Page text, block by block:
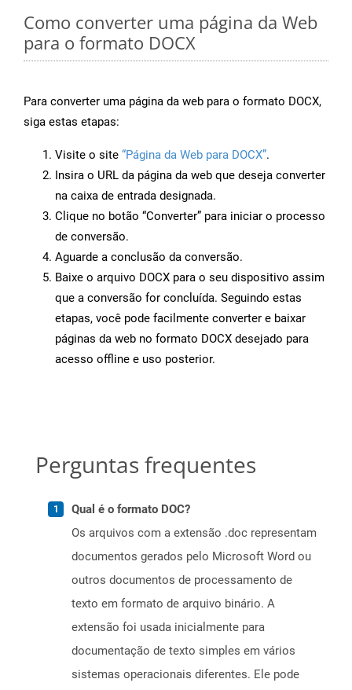
Como converter uma página da Web
para o formato DOCX
Para converter uma página da web para o formato DOCX,
siga estas etapas:
Visite o site “Página da Web para DOCX”.
Insira o URL da página da web que deseja converter
na caixa de entrada designada.
Clique no botão “Converter” para iniciar o processo
de conversão.
Aguarde a conclusão da conversão.
Baixe o arquivo DOCX para o seu dispositivo assim
que a conversão for concluída. Seguindo estas
etapas, você pode facilmente converter e baixar
páginas da web no formato DOCX desejado para
acesso offline e uso posterior.
Perguntas frequentes
Qual é o formato DOC?
Os arquivos com a extensão .doc representam
documentos gerados pelo Microsoft Word ou
outros documentos de processamento de
texto em formato de arquivo binário. A
extensão foi usada inicialmente para
documentação de texto simples em vários
sistemas operacionais diferentes. Ele pode